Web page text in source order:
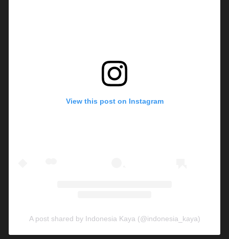
View this post on Instagram
A post shared by Indonesia Kaya (@indonesia_kaya)